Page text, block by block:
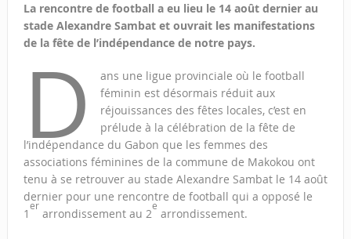
La rencontre de football a eu lieu le 14 août dernier au
stade Alexandre Sambat et ouvrait les manifestations
de la fête de l’indépendance de notre pays.
D
ans une ligue provinciale où le football
féminin est désormais réduit aux
réjouissances des fêtes locales, c’est en
prélude à la célébration de la fête de
l’indépendance du Gabon que les femmes des
associations féminines de la commune de Makokou ont
tenu à se retrouver au stade Alexandre Sambat le 14 août
dernier pour une rencontre de football qui a opposé le
1
er
arrondissement au 2
e
arrondissement.